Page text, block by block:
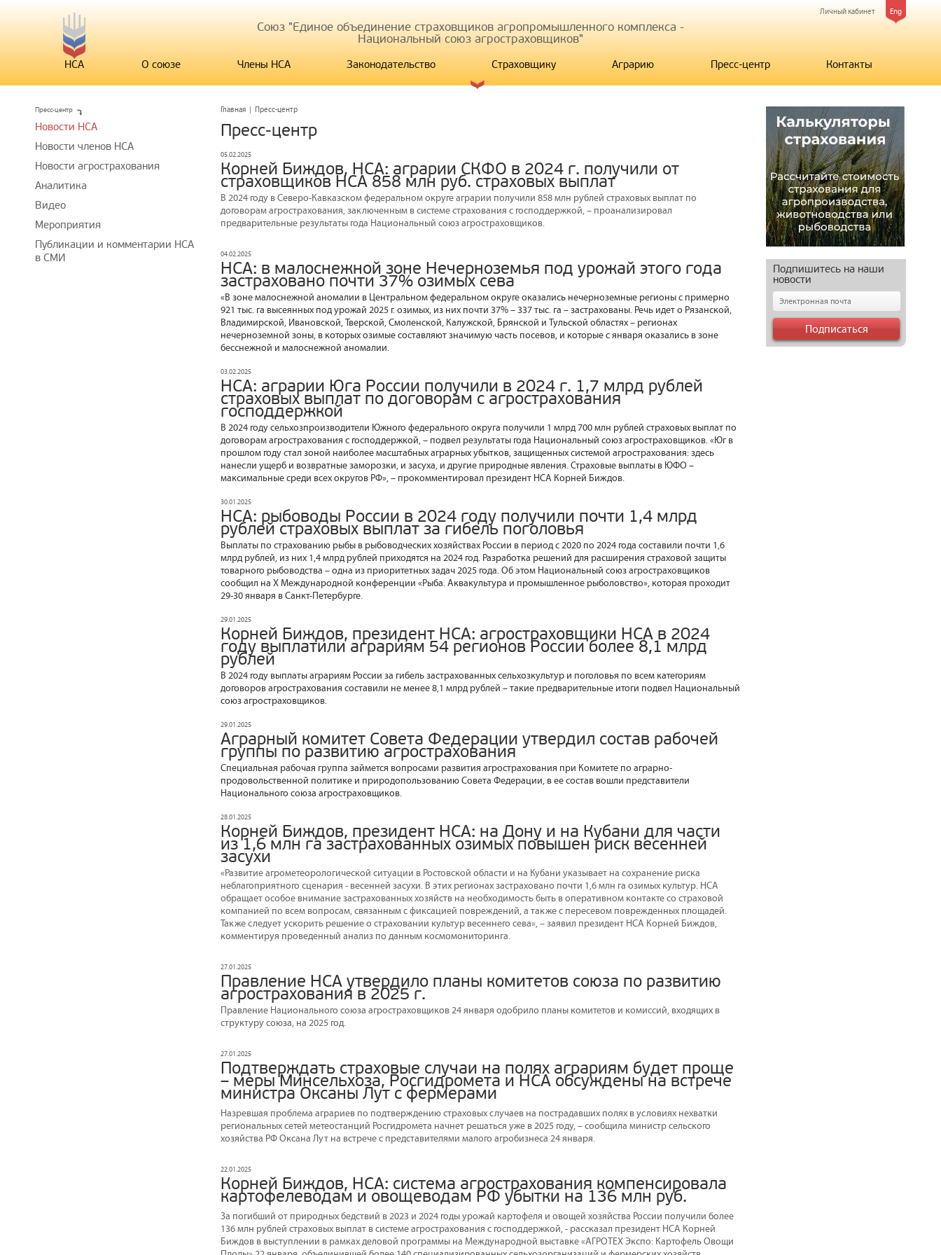
Eng
Личный кабинет
Союз "Единое объединение страховщиков агропромышленного комплекса -
Национальный союз агростраховщиков"
НСА О союзе Члены НСА Законодательство Страховщику Аграрию Пресс-центр Контакты
Главная | Пресс-центр
Пресс-центр
05.02.2025
Корней Биждов, НСА: аграрии СКФО в 2024 г. получили от
страховщиков НСА 858 млн руб. страховых выплат
В 2024 году в Северо-Кавказском федеральном округе аграрии получили 858 млн рублей страховых выплат по
договорам агрострахования, заключенным в системе страхования с господдержкой, – проанализировал
предварительные результаты года Национальный союз агростраховщиков.
04.02.2025
НСА: в малоснежной зоне Нечерноземья под урожай этого года
застраховано почти 37% озимых сева
«В зоне малоснежной аномалии в Центральном федеральном округе оказались нечерноземные регионы с примерно
921 тыс. га высеянных под урожай 2025 г. озимых, из них почти 37% – 337 тыс. га – застрахованы. Речь идет о Рязанской,
Владимирской, Ивановской, Тверской, Смоленской, Калужской, Брянской и Тульской областях – регионах
нечерноземной зоны, в которых озимые составляют значимую часть посевов, и которые с января оказались в зоне
бесснежной и малоснежной аномалии.
03.02.2025
НСА: аграрии Юга России получили в 2024 г. 1,7 млрд рублей
страховых выплат по договорам с агрострахования
господдержкой
В 2024 году сельхозпроизводители Южного федерального округа получили 1 млрд 700 млн рублей страховых выплат по
договорам агрострахования с господдержкой, – подвел результаты года Национальный союз агростраховщиков. «Юг в
прошлом году стал зоной наиболее масштабных аграрных убытков, защищенных системой агрострахования: здесь
нанесли ущерб и возвратные заморозки, и засуха, и другие природные явления. Страховые выплаты в ЮФО –
максимальные среди всех округов РФ», – прокомментировал президент НСА Корней Биждов.
30.01.2025
НСА: рыбоводы России в 2024 году получили почти 1,4 млрд
рублей страховых выплат за гибель поголовья
Выплаты по страхованию рыбы в рыбоводческих хозяйствах России в период с 2020 по 2024 года составили почти 1,6
млрд рублей, из них 1,4 млрд рублей приходятся на 2024 год. Разработка решений для расширения страховой защиты
товарного рыбоводства – одна из приоритетных задач 2025 года. Об этом Национальный союз агростраховщиков
сообщил на X Международной конференции «Рыба. Аквакультура и промышленное рыболовство», которая проходит
29-30 января в Санкт-Петербурге.
29.01.2025
Корней Биждов, президент НСА: агростраховщики НСА в 2024
году выплатили аграриям 54 регионов России более 8,1 млрд
рублей
В 2024 году выплаты аграриям России за гибель застрахованных сельхозкультур и поголовья по всем категориям
договоров агрострахования составили не менее 8,1 млрд рублей – такие предварительные итоги подвел Национальный
союз агростраховщиков.
29.01.2025
Аграрный комитет Совета Федерации утвердил состав рабочей
группы по развитию агрострахования
Специальная рабочая группа займется вопросами развития агрострахования при Комитете по аграрно-
продовольственной политике и природопользованию Совета Федерации, в ее состав вошли представители
Национального союза агростраховщиков.
28.01.2025
Корней Биждов, президент НСА: на Дону и на Кубани для части
из 1,6 млн га застрахованных озимых повышен риск весенней
засухи
«Развитие агрометеорологической ситуации в Ростовской области и на Кубани указывает на сохранение риска
неблагоприятного сценария - весенней засухи. В этих регионах застраховано почти 1,6 млн га озимых культур. НСА
обращает особое внимание застрахованных хозяйств на необходимость быть в оперативном контакте со страховой
компанией по всем вопросам, связанным с фиксацией повреждений, а также с пересевом поврежденных площадей.
Также следует ускорить решение о страховании культур весеннего сева», – заявил президент НСА Корней Биждов,
комментируя проведенный анализ по данным космомониторинга.
27.01.2025
Правление НСА утвердило планы комитетов союза по развитию
агрострахования в 2025 г.
Правление Национального союза агростраховщиков 24 января одобрило планы комитетов и комиссий, входящих в
структуру союза, на 2025 год.
27.01.2025
Подтверждать страховые случаи на полях аграриям будет проще
– меры Минсельхоза, Росгидромета и НСА обсуждены на встрече
министра Оксаны Лут с фермерами
Назревшая проблема аграриев по подтверждению страховых случаев на пострадавших полях в условиях нехватки
региональных сетей метеостанций Росгидромета начнет решаться уже в 2025 году, – сообщила министр сельского
хозяйства РФ Оксана Лут на встрече с представителями малого агробизнеса 24 января.
22.01.2025
Корней Биждов, НСА: система агрострахования компенсировала
картофелеводам и овощеводам РФ убытки на 136 млн руб.
За погибший от природных бедствий в 2023 и 2024 годы урожай картофеля и овощей хозяйства России получили более
136 млн рублей страховых выплат в системе агрострахования с господдержкой, - рассказал президент НСА Корней
Биждов в выступлении в рамках деловой программы на Международной выставке «АГРОТЕХ Экспо: Картофель Овощи
Пресс-центр
Новости НСА
Новости членов НСА
Новости агрострахования
Аналитика
Видео
Мероприятия
Публикации и комментарии НСА
в СМИ
Подпишитесь на наши
новости